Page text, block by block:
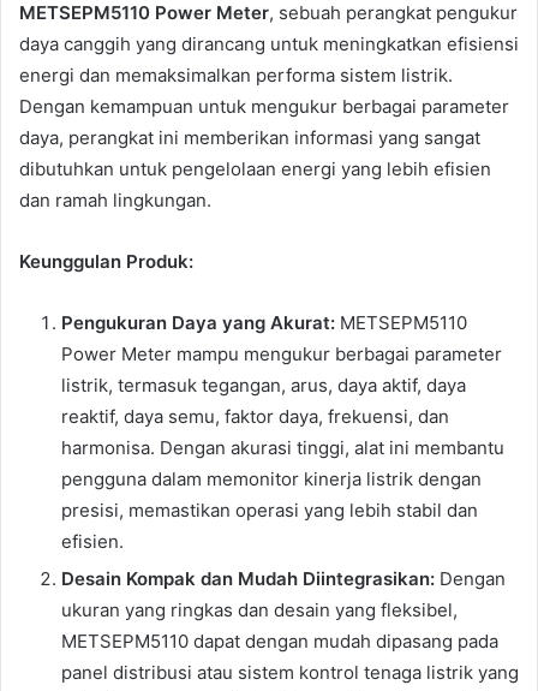
METSEPM5110 Power Meter, sebuah perangkat pengukur
daya canggih yang dirancang untuk meningkatkan efisiensi
energi dan memaksimalkan performa sistem listrik.
Dengan kemampuan untuk mengukur berbagai parameter
daya, perangkat ini memberikan informasi yang sangat
dibutuhkan untuk pengelolaan energi yang lebih efisien
dan ramah lingkungan.
Keunggulan Produk:
Pengukuran Daya yang Akurat: METSEPM5110
Power Meter mampu mengukur berbagai parameter
listrik, termasuk tegangan, arus, daya aktif, daya
reaktif, daya semu, faktor daya, frekuensi, dan
harmonisa. Dengan akurasi tinggi, alat ini membantu
pengguna dalam memonitor kinerja listrik dengan
presisi, memastikan operasi yang lebih stabil dan
efisien.
Desain Kompak dan Mudah Diintegrasikan: Dengan
ukuran yang ringkas dan desain yang fleksibel,
METSEPM5110 dapat dengan mudah dipasang pada
panel distribusi atau sistem kontrol tenaga listrik yang